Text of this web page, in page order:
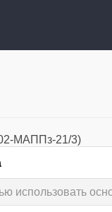
МАППз-21/3)
использовать